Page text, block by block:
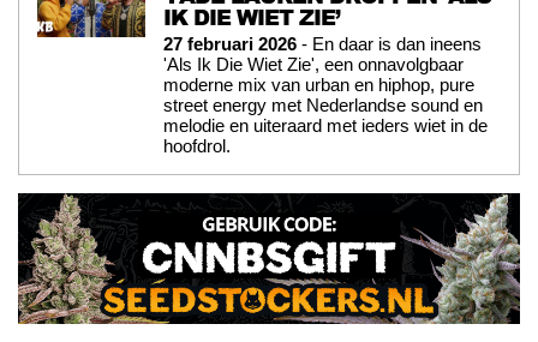
IK DIE WIET ZIE’
27 februari 2026 - En daar is dan ineens
'Als Ik Die Wiet Zie', een onnavolgbaar
moderne mix van urban en hiphop, pure
street energy met Nederlandse sound en
melodie en uiteraard met ieders wiet in de
hoofdrol.